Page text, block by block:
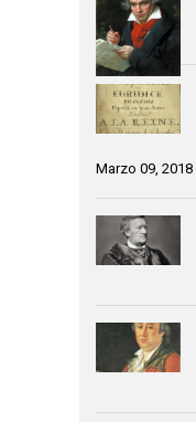
Marzo 09, 2018